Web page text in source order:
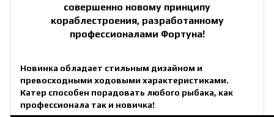
совершенно новому принципу
кораблестроения, разработанному
профессионалами Фортуна!
Новинка обладает стильным дизайном и
превосходными ходовыми характеристиками.
Катер способен порадовать любого рыбака, как
профессионала так и новичка!